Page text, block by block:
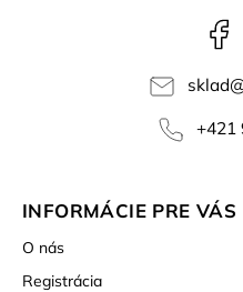
sklad
+421
INFORMÁCIE PRE VÁS
O nás
Registrácia